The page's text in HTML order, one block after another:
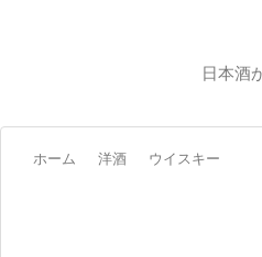
日本酒
ホーム 洋酒 ウイスキー